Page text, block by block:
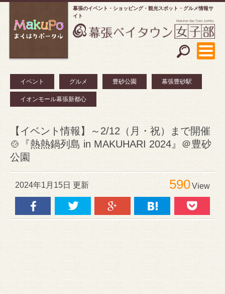
幕張のイベント・ショッピング
観光スポット・グルメ情報サ
イト
イベント グルメ 豊砂公園 幕張豊砂駅
イオンモール幕張新都心
【イベント情報】～2/12（月・祝）まで開催
🍲『熱熱鍋列島 in MAKUHARI 2024』＠豊砂
公園
2024年1月15日 更新 590View